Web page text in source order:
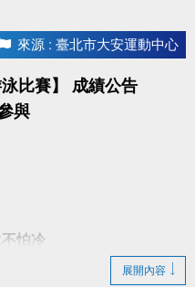
來源 : 臺北市大安運動中心
比賽】 成績公告
與
怕冷
展開內容